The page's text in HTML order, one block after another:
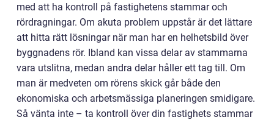
med att ha kontroll på fastighetens stammar och
rördragningar. Om akuta problem uppstår är det lättare
att hitta rätt lösningar när man har en helhetsbild över
byggnadens rör. Ibland kan vissa delar av stammarna
vara utslitna, medan andra delar håller ett tag till. Om
man är medveten om rörens skick går både den
ekonomiska och arbetsmässiga planeringen smidigare.
Så vänta inte – ta kontroll över din fastighets stammar